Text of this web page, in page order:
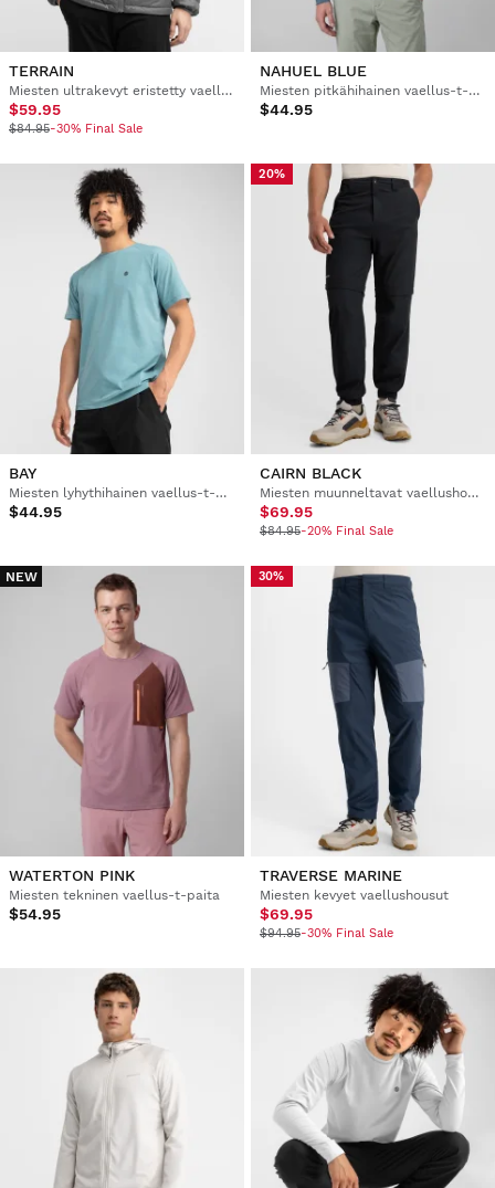
TERRAIN
Miesten ultrakevyt eristetty vaellustakki
$59.95
$84.95-30% Final Sale
NAHUEL BLUE
Miesten pitkähihainen vaellus-t-paita
$44.95
BAY
Miesten lyhythihainen vaellus-t-paita
$44.95
20%
CAIRN BLACK
Miesten muunneltavat vaellushousut
$69.95
$84.95-20% Final Sale
NEW
WATERTON PINK
Miesten tekninen vaellus-t-paita
$54.95
30%
TRAVERSE MARINE
Miesten kevyet vaellushousut
$69.95
$94.95-30% Final Sale